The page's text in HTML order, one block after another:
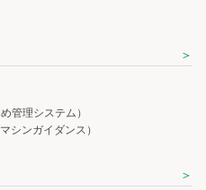
管理システム）
シンガイダンス）